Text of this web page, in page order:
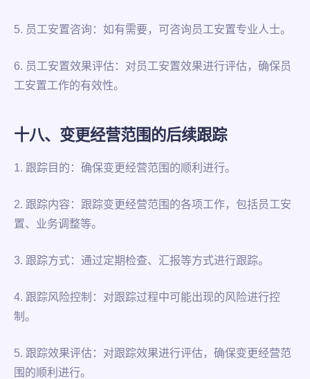
5. 员工安置咨询：如有需要，可咨询员工安置专业人士。
6. 员工安置效果评估：对员工安置效果进行评估，确保员
工安置工作的有效性。
十八、变更经营范围的后续跟踪
1. 跟踪目的：确保变更经营范围的顺利进行。
2. 跟踪内容：跟踪变更经营范围的各项工作，包括员工安
置、业务调整等。
3. 跟踪方式：通过定期检查、汇报等方式进行跟踪。
4. 跟踪风险控制：对跟踪过程中可能出现的风险进行控
制。
5. 跟踪效果评估：对跟踪效果进行评估，确保变更经营范
围的顺利进行。